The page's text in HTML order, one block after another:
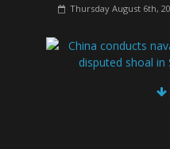
Thursday August 6th,
China conducts